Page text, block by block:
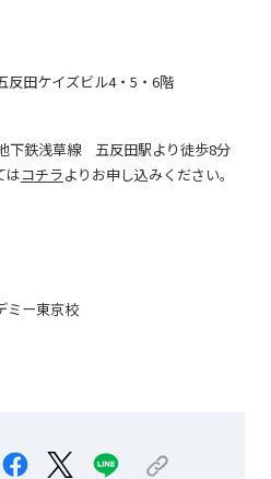
反田ケイズビル4・5・6階
下鉄浅草線 五反田駅より徒歩8分
はコチラよりお申し込みください。
ミー東京校